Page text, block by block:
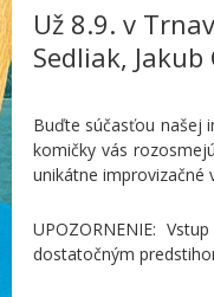
Už 8.9. v
Sedliak,
Buďte súčasťou našej
komičky vás
unikátne improvizačné
UPOZORNENIE:
dostatočným